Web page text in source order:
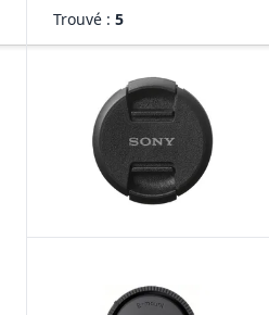
Trouvé : 5